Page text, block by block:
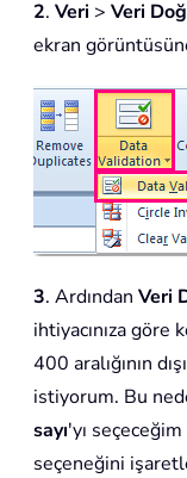
2. Veri > Veri
ekran
3. Ardından Veri
ihtiyacınıza göre
400 aralığının
istiyorum. Bu
sayı'yı seçeceğim
seçeneğini